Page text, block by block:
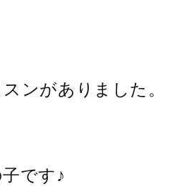
ンがありました。
です♪